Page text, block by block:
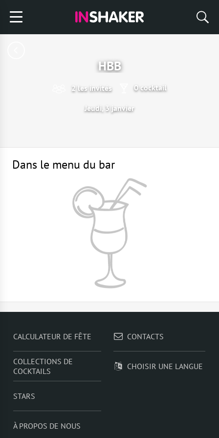
HBB
2 les invités 0 cocktail
Jeudi, 3 janvier
Dans le menu du bar
CALCULATEUR DE FÊTE
COLLECTIONS DE
COCKTAILS
STARS
À PROPOS DE NOUS
CONTACTS
CHOISIR UNE LANGUE